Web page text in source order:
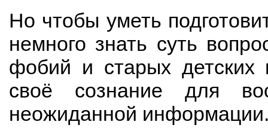
Но чтобы уметь
немного знать суть
фобий и старых детских
своё сознание для
неожиданной